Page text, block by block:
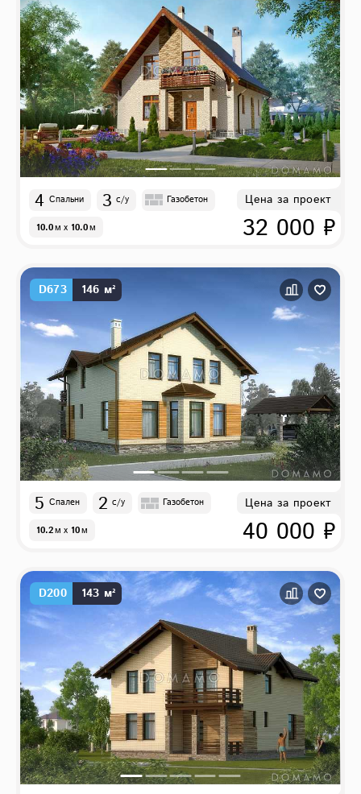
4 Спальни 3 с/у Газобетон
10.0м x 10.0м
Цена за проект
32 000 ₽
D673 146 м²
5 Спален 2 с/у Газобетон
10.2м x 10м
Цена за проект
40 000 ₽
D200 143 м²